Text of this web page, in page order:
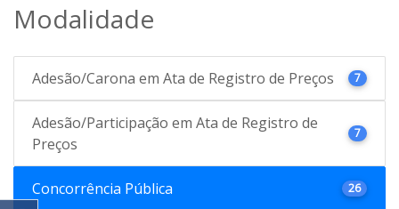
Modalidade
Adesão/Carona em Ata de Registro de Preços 7
Adesão/Participação em Ata de Registro de
Preços
7
Concorrência Pública 26